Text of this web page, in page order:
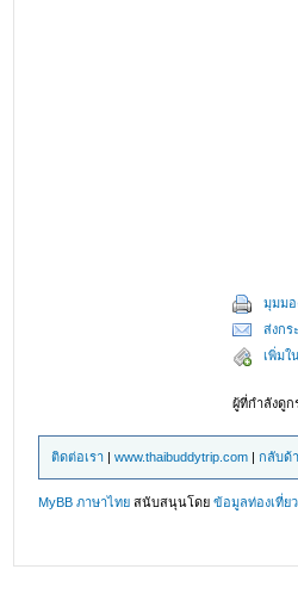
มุมมอ
ส่งกร
เพิ่มใ
ผู้ที่กำลังดูก
ติดต่อเรา |www.thaibuddytrip.com |กลับด้
MyBB ภาษาไทย สนับสนุนโดยข้อมูลท่องเที่ยว